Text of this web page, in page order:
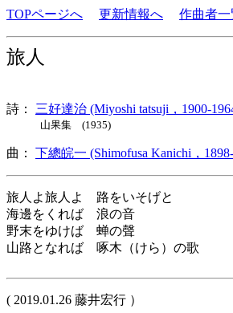
TOPページへ 更新情報へ 作曲者
旅人
詩： 三好達治 (Miyoshi tatsuji，1900-
山果集 (1935)
曲： 下總皖一 (Shimofusa Kanichi，
旅人よ旅人よ 路をいそげと
海邊をくれば 浪の音
野末をゆけば 蝉の聲
山路となれば 啄木（けら）の歌
( 2019.01.26 藤井宏行 ）